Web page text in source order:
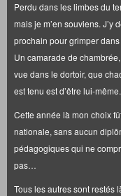
Perdu dans les limbes du
mais je m’en souviens. J’y
prochain pour grimper
Un camarade de
vue dans le dortoir, que
est tenu est d’être lui-même.
Cette année là mon choix
nationale, sans aucun
pédagogiques qui ne
pas…
Tous les autres sont restés